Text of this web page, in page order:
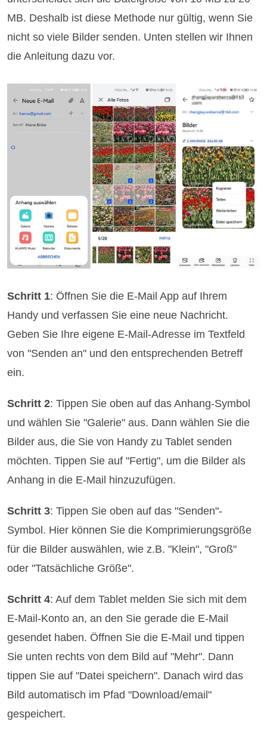
MB. Deshalb ist diese Methode nur gültig, wenn Sie
nicht so viele Bilder senden. Unten stellen wir Ihnen
die Anleitung dazu vor.
Schritt 1: Öffnen Sie die E-Mail App auf Ihrem
Handy und verfassen Sie eine neue Nachricht.
Geben Sie Ihre eigene E-Mail-Adresse im Textfeld
von "Senden an" und den entsprechenden Betreff
ein.
Schritt 2: Tippen Sie oben auf das Anhang-Symbol
und wählen Sie "Galerie" aus. Dann wählen Sie die
Bilder aus, die Sie von Handy zu Tablet senden
möchten. Tippen Sie auf "Fertig", um die Bilder als
Anhang in die E-Mail hinzuzufügen.
Schritt 3: Tippen Sie oben auf das "Senden"-
Symbol. Hier können Sie die Komprimierungsgröße
für die Bilder auswählen, wie z.B. "Klein", "Groß"
oder "Tatsächliche Größe".
Schritt 4: Auf dem Tablet melden Sie sich mit dem
E-Mail-Konto an, an den Sie gerade die E-Mail
gesendet haben. Öffnen Sie die E-Mail und tippen
Sie unten rechts von dem Bild auf "Mehr". Dann
tippen Sie auf "Datei speichern". Danach wird das
Bild automatisch im Pfad "Download/email"
gespeichert.